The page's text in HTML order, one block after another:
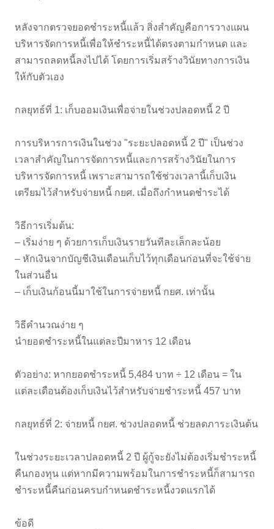
หลังจากตรวจยอดชำระหนี้แล้ว สิ่งสำคัญคือการวางแผน
บริหารจัดการหนี้เพื่อให้ชำระหนี้ได้ตรงตามกำหนด และ
สามารถลดหนี้ลงไปได้ โดยการเริ่มสร้างวินัยทางการเงิน
ให้กับตัวเอง
กลยุทธ์ที่ 1: เก็บออมเงินเพื่อจ่ายในช่วงปลอดหนี้ 2 ปี
การบริหารการเงินในช่วง "ระยะปลอดหนี้ 2 ปี" เป็นช่วง
เวลาสำคัญในการจัดการหนี้และการสร้างวินัยในการ
บริหารจัดการหนี้ เพราะสามารถใช้ช่วงเวลานี้เก็บเงิน
เตรียมไว้สำหรับจ่ายหนี้ กยศ. เมื่อถึงกำหนดชำระได้
วิธีการเริ่มต้น:
– เริ่มง่าย ๆ ด้วยการเก็บเงินรายวันทีละเล็กละน้อย
– หักเงินจากบัญชีเงินเดือนเก็บไว้ทุกเดือนก่อนที่จะใช้จ่าย
ในส่วนอื่น
– เก็บเงินก้อนนี้มาใช้ในการจ่ายหนี้ กยศ. เท่านั้น
วิธีคำนวณง่าย ๆ
นำยอดชำระหนี้ในแต่ละปีมาหาร 12 เดือน
ตัวอย่าง: หากยอดชำระหนี้ 5,484 บาท ÷ 12 เดือน = ใน
แต่ละเดือนต้องเก็บเงินไว้สำหรับจ่ายชำระหนี้ 457 บาท
กลยุทธ์ที่ 2: จ่ายหนี้ กยศ. ช่วงปลอดหนี้ ช่วยลดภาระเงินต้น
ในช่วงระยะเวลาปลอดหนี้ 2 ปี ผู้กู้จะยังไม่ต้องเริ่มชำระหนี้
คืนกองทุน แต่หากมีความพร้อมในการชำระหนี้ก็สามารถ
ชำระหนี้คืนก่อนครบกำหนดชำระหนี้งวดแรกได้
ข้อดี